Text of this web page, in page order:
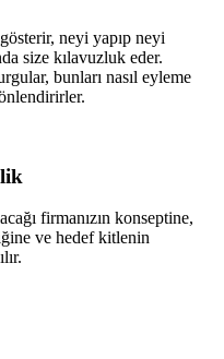
neyi yapıp neyi
size kılavuzluk eder.
bunları nasıl eyleme
firmanızın konseptine,
ve hedef kitlenin